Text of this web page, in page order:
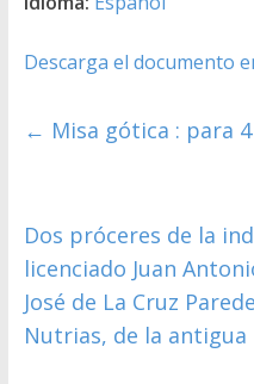
Descarga el documento
← Misa gótica : para
Dos próceres de la
licenciado Juan
José de La Cruz
Nutrias, de la